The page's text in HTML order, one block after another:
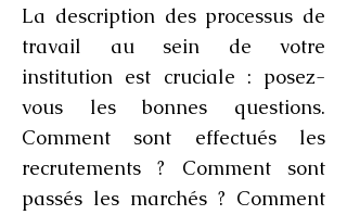
La description des processus de
travail au sein de votre
institution est cruciale : posez-
vous les bonnes questions.
Comment sont effectués les
recrutements ? Comment sont
passés les marchés ? Comment